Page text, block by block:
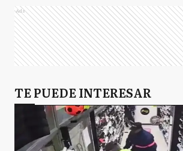
Ads
TE PUEDE INTERESAR